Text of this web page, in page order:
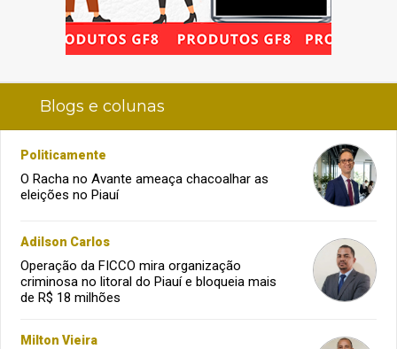
Blogs e colunas
Politicamente
O Racha no Avante ameaça chacoalhar as
eleições no Piauí
Adilson Carlos
Operação da FICCO mira organização
criminosa no litoral do Piauí e bloqueia mais
de R$ 18 milhões
Milton Vieira